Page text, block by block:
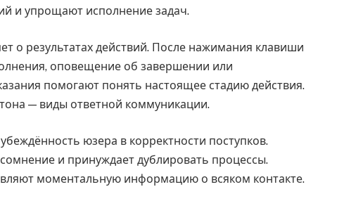
и упрощают исполнение задач.
о результатах действий. После нажимания клавиши
оповещение об завершении или
помогают понять настоящее стадию действия.
— виды ответной коммуникации.
юзера в корректности поступков.
и принуждает дублировать процессы.
моментальную информацию о всяком контакте.